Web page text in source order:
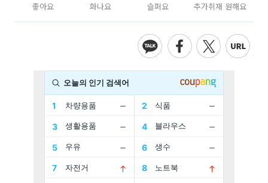
좋아요 화나요 슬퍼요 추가취재 원해요